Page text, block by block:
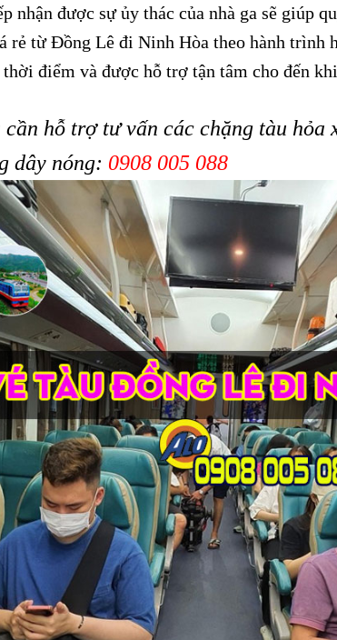
được sự ủy thác của nhà ga sẽ giúp
rẻ từ Đồng Lê đi Ninh Hòa theo hành trình
điểm và được hỗ trợ tận tâm cho đến
hỗ trợ tư vấn các chặng tàu hỏa
dây nóng: 0908 005 088